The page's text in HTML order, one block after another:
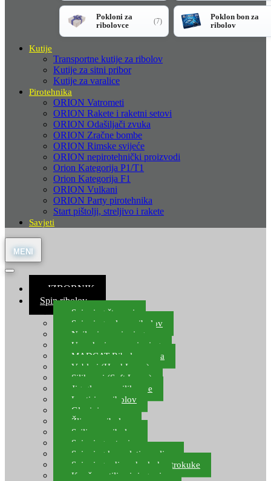
Pokloni za
ribolovce
(7)
Poklon bon za
ribolov
Kutije
Transportne kutije za ribolov
Kutije za sitni pribor
Kutije za varalice
Pirotehnika
ORION Vatrometi
ORION Rakete i raketni setovi
ORION Odašiljači zvuka
ORION Zračne bombe
ORION Rimske svijeće
ORION nepirotehnički proizvodi
Orion Kategorija P1/T1
Orion Kategorija F1
ORION Vulkani
ORION Party pirotehnika
Start pištolji, streljivo i rakete
Savjeti
≡ IZBORNIK
Spin ribolov
Spinning štapovi
Spinning role za ribolov
Najloni za spinning
Upredenice za spinning
MADCAT Ribolov soma
Vobleri (Hard Lures)
Silikonci (Soft Lures)
Jig glave za silikonce
Leptiri za ribolov
Glavinjare
Žlice za ribolov
Sajlice za ribolov
Spinning setovi
Spinning kompleti varalica
Spinning udice, dvokuke, trokuke
Kopče, vrtilice i ringovi